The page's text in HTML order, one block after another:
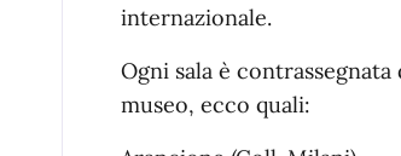
internazionale.
Ogni sala è
museo, ecco quali: